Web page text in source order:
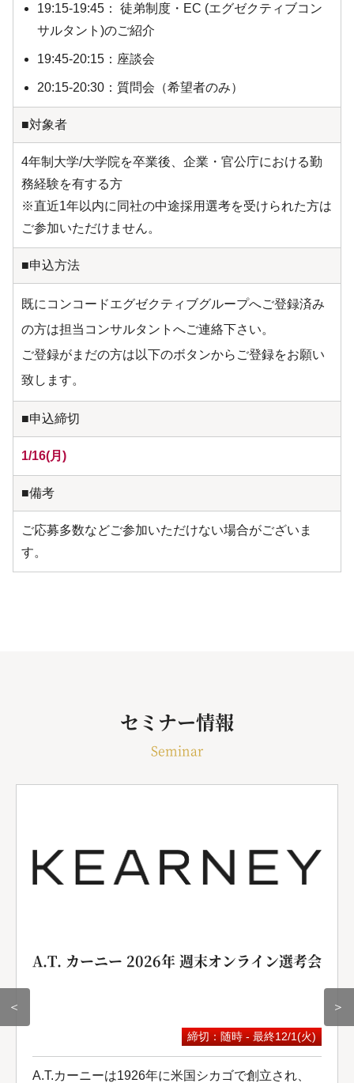
19:15-19:45： 徒弟制度・EC (エグゼクティブコン
サルタント)のご紹介
19:45-20:15：座談会
20:15-20:30：質問会（希望者のみ）
■対象者
4年制大学/大学院を卒業後、企業・官公庁における勤
務経験を有する方
※直近1年以内に同社の中途採用選考を受けられた方は
ご参加いただけません。
■申込方法
既にコンコードエグゼクティブグループへご登録済み
の方は担当コンサルタントへご連絡下さい。
ご登録がまだの方は以下のボタンからご登録をお願い
致します。
■申込締切
1/16(月)
■備考
ご応募多数などご参加いただけない場合がございま
す。
セミナー情報
Seminar
＜
A.T. カーニー 2026年 週末オンライン選考会
締切：随時 - 最終12/1(火)
A.T.カーニーは1926年に米国シカゴで創立され、
＞